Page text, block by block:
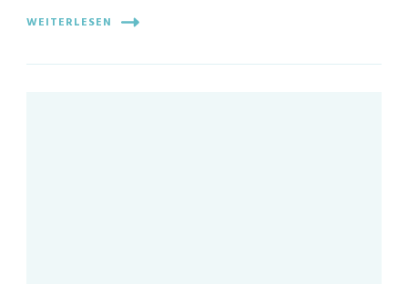
WEITERLESEN